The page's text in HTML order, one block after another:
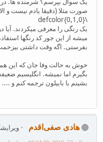
صورت مثلا (دقیقا یادم نیست و
\defcolor{0,1,0}
یک رنگی را معرفی میکردند.
میشه از این جور کد رنگها
بفرستی. اگه وقت داشتی
خوش به حالت وفا جان که این
بگیرم اما نمیشه. انگلیسیم
بشینم با بابیلون ترجمه کنم و
هادی صفی‌اقدم